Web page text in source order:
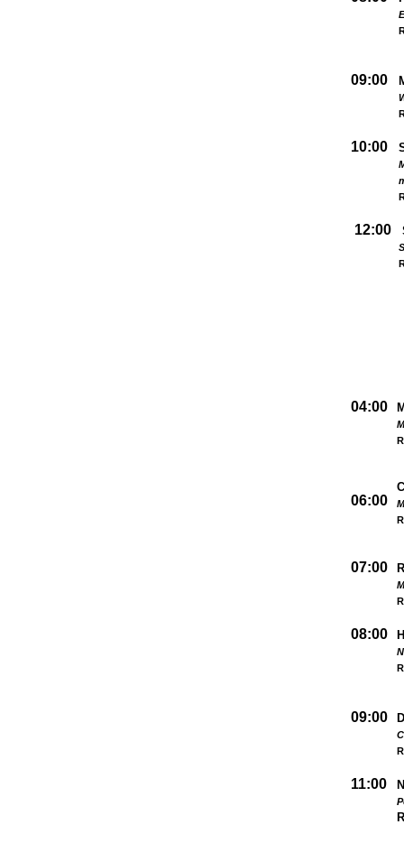
09:00
10:00
12:00
04:00
06:00
07:00
08:00
09:00
11:00